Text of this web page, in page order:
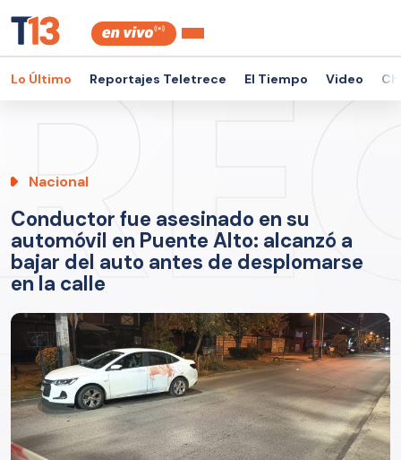
Lo Último Reportajes Teletrece El Tiempo Video
Nacional
Conductor fue asesinado en su
automóvil en Puente Alto: alcanzó a
bajar del auto antes de desplomarse
en la calle